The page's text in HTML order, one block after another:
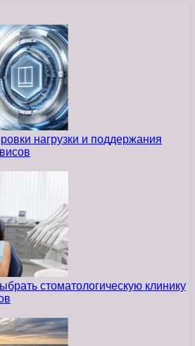
нагрузки и поддержания
стоматологическую клинику